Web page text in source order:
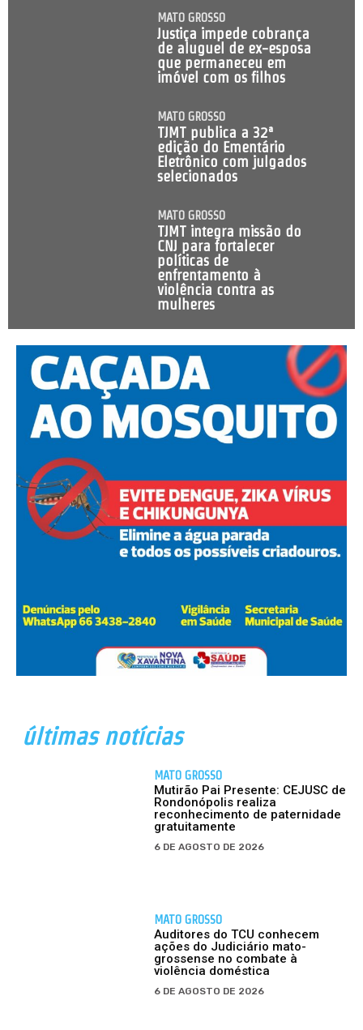
MATO GROSSO
Justiça impede cobrança
de aluguel de ex-esposa
que permaneceu em
imóvel com os filhos
MATO GROSSO
TJMT publica a 32ª
edição do Ementário
Eletrônico com julgados
selecionados
MATO GROSSO
TJMT integra missão do
CNJ para fortalecer
políticas de
enfrentamento à
violência contra as
mulheres
últimas notícias
MATO GROSSO
Mutirão Pai Presente: CEJUSC de
Rondonópolis realiza
reconhecimento de paternidade
gratuitamente
6 DE AGOSTO DE 2026
MATO GROSSO
Auditores do TCU conhecem
ações do Judiciário mato-
grossense no combate à
violência doméstica
6 DE AGOSTO DE 2026